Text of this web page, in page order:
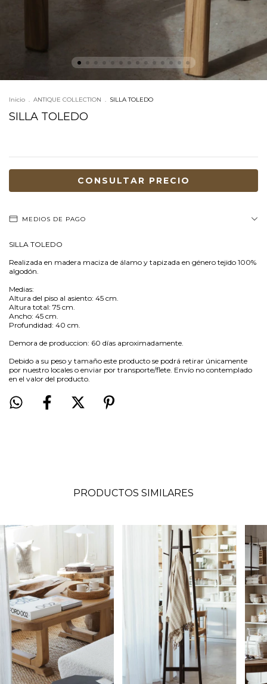
Inicio . ANTIQUE COLLECTION . SILLA TOLEDO
SILLA TOLEDO
MEDIOS DE PAGO
SILLA TOLEDO
Realizada en madera maciza de álamo y tapizada en género tejido 100%
algodón.
Medias:
Altura del piso al asiento: 45 cm.
Altura total: 75 cm.
Ancho: 45 cm.
Profundidad: 40 cm.
Demora de produccion: 60 días aproximadamente.
Debido a su peso y tamaño este producto se podrá retirar únicamente
por nuestro locales o enviar por transporte/flete. Envío no contemplado
en el valor del producto.
PRODUCTOS SIMILARES